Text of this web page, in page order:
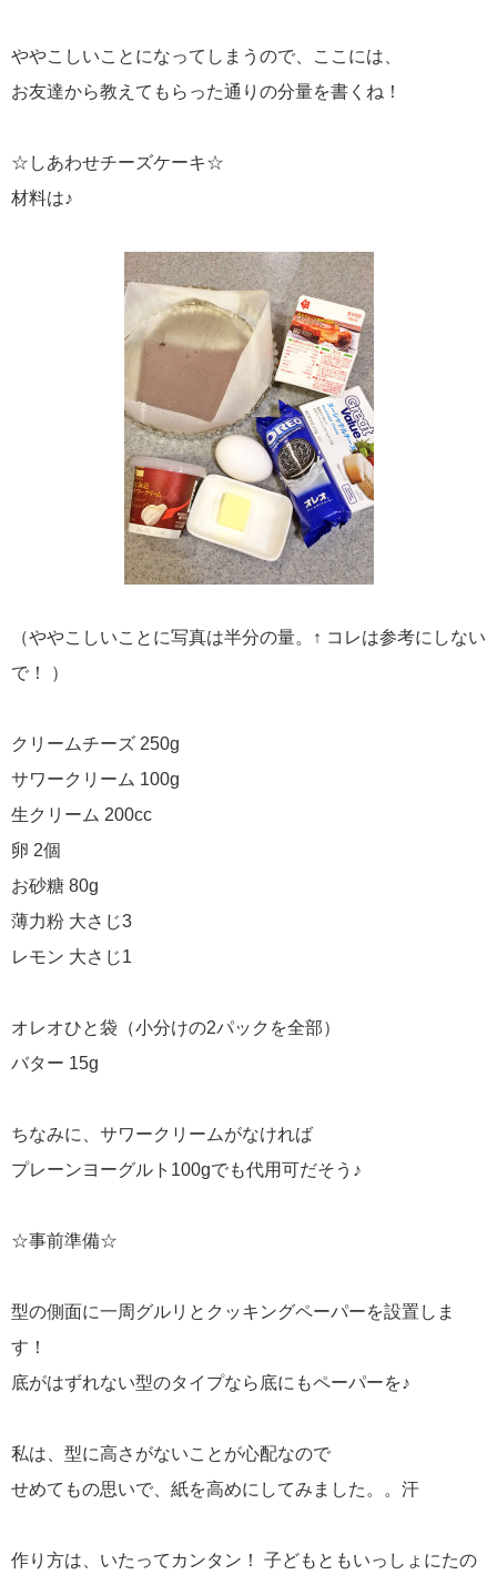
ややこしいことになってしまうので、ここには、
お友達から教えてもらった通りの分量を書くね！
☆しあわせチーズケーキ☆
材料は♪
（ややこしいことに写真は半分の量。↑ コレは参考にしない
で！ ）
クリームチーズ 250g
サワークリーム 100g
生クリーム 200cc
卵 2個
お砂糖 80g
薄力粉 大さじ3
レモン 大さじ1
オレオひと袋（小分けの2パックを全部）
バター 15g
ちなみに、サワークリームがなければ
プレーンヨーグルト100gでも代用可だそう♪
☆事前準備☆
型の側面に一周グルリとクッキングペーパーを設置しま
す！
底がはずれない型のタイプなら底にもペーパーを♪
私は、型に高さがないことが心配なので
せめてもの思いで、紙を高めにしてみました。。汗
作り方は、いたってカンタン！ 子どもともいっしょにたの